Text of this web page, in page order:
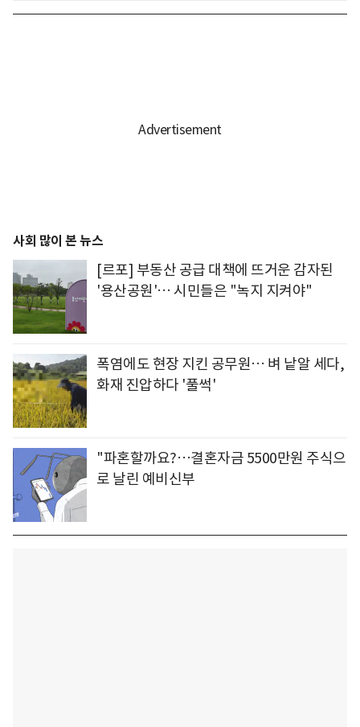
사회 많이 본 뉴스
[르포] 부동산 공급 대책에 뜨거운 감자된
'용산공원'… 시민들은 "녹지 지켜야"
폭염에도 현장 지킨 공무원… 벼 낱알 세다,
화재 진압하다 '풀썩'
"파혼할까요?…결혼자금 5500만원 주식으
로 날린 예비신부